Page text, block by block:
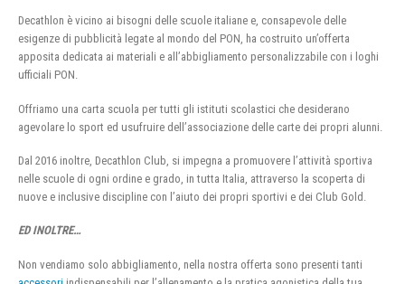
Decathlon è vicino ai bisogni delle scuole italiane e, consapevole delle
esigenze di pubblicità legate al mondo del PON, ha costruito un’offerta
apposita dedicata ai materiali e all’abbigliamento personalizzabile con i loghi
ufficiali PON.
Offriamo una carta scuola per tutti gli istituti scolastici che desiderano
agevolare lo sport ed usufruire dell’associazione delle carte dei propri alunni.
Dal 2016 inoltre, Decathlon Club, si impegna a promuovere l’attività sportiva
nelle scuole di ogni ordine e grado, in tutta Italia, attraverso la scoperta di
nuove e inclusive discipline con l’aiuto dei propri sportivi e dei Club Gold.
ED INOLTRE…
Non vendiamo solo abbigliamento, nella nostra offerta sono presenti tanti